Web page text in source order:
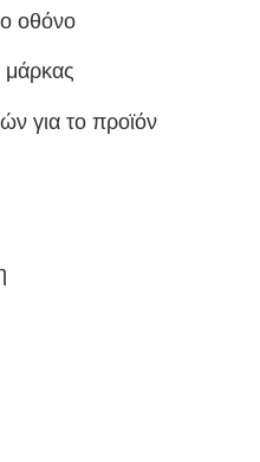
οθόνο
για το προϊόν